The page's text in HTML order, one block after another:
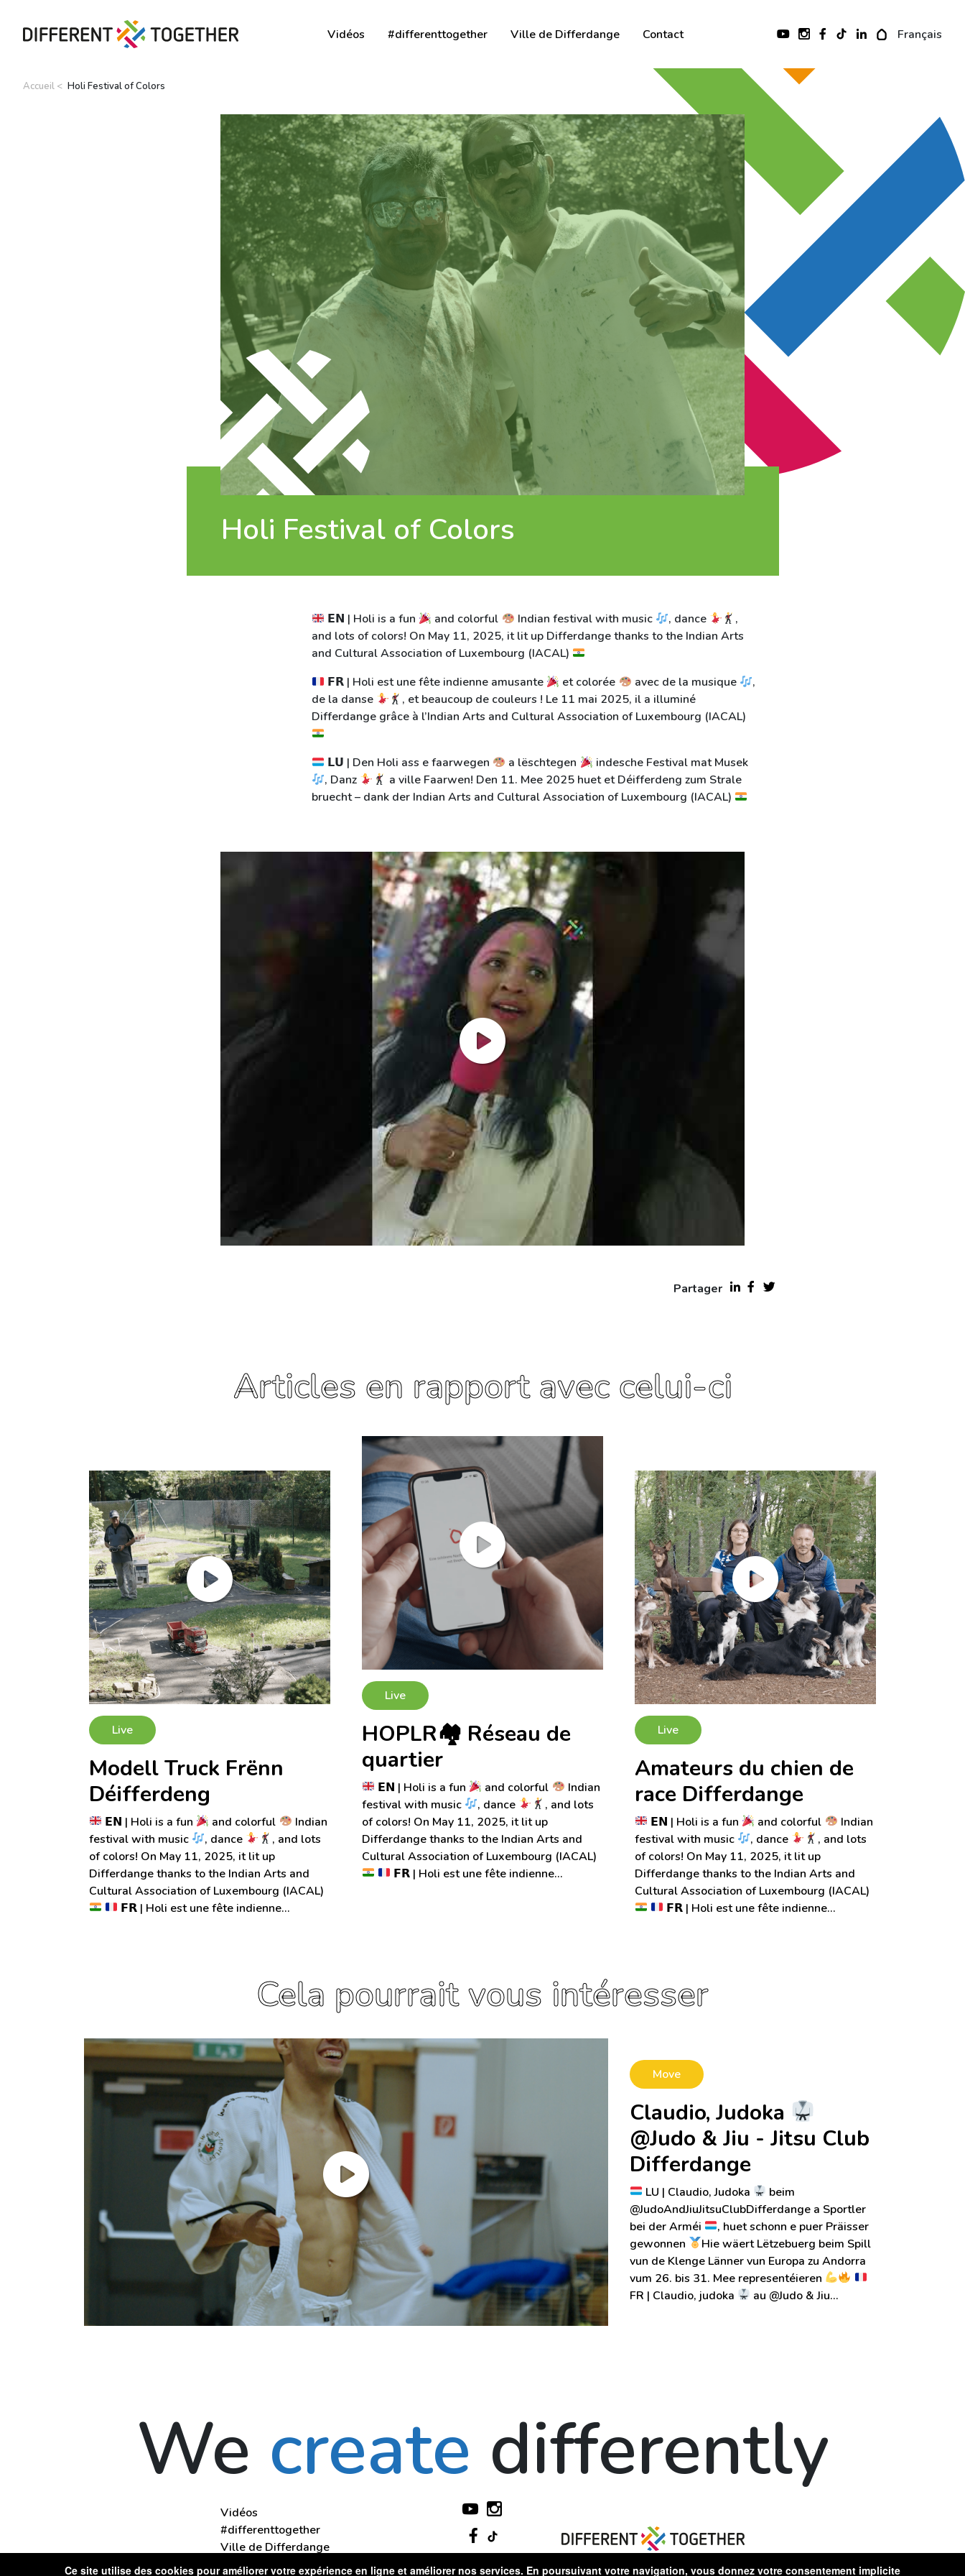
Vidéos #differenttogether Ville de Differdange Contact Français
#differenttogether
Ville de Differdange
Accueil Holi Festival of Colors
Holi Festival of Colors
𝗘𝗡 | Holi is a fun and colorful Indian festival with music , dance
,
and lots of colors! On May 11, 2025, it lit up Differdange thanks to the Indian Arts
and Cultural Association of Luxembourg (IACAL)
𝗙𝗥 | Holi est une fête indienne amusante
et colorée avec de la musique
,
de la danse
, et beaucoup de couleurs ! Le 11 mai 2025, il a illuminé
Differdange grâce à l’Indian Arts and Cultural Association of Luxembourg (IACAL)
𝗟𝗨 | Den Holi ass e faarwegen a lëschtegen
indesche Festival mat Musek
, Danz
a ville Faarwen! Den 11. Mee 2025 huet et Déifferdeng zum Strale
bruecht – dank der Indian Arts and Cultural Association of Luxembourg (IACAL)
Partager
Articles en rapport avec celui-ci
Live
Modell Truck Frënn
Déifferdeng
𝗘𝗡 | Holi is a fun and colorful
Indian
festival with music
, dance
, and lots
of colors! On May 11, 2025, it lit up
Differdange thanks to the Indian Arts and
Cultural Association of Luxembourg (IACAL)
𝗙𝗥 | Holi est une fête indienne…
Live
HOPLR🏘 Réseau de
quartier
𝗘𝗡 | Holi is a fun and colorful
Indian
festival with music
, dance
, and lots
of colors! On May 11, 2025, it lit up
Differdange thanks to the Indian Arts and
Cultural Association of Luxembourg (IACAL)
𝗙𝗥 | Holi est une fête indienne…
Live
Amateurs du chien de
race Differdange
𝗘𝗡 | Holi is a fun and colorful
Indian
festival with music
, dance
, and lots
of colors! On May 11, 2025, it lit up
Differdange thanks to the Indian Arts and
Cultural Association of Luxembourg (IACAL)
𝗙𝗥 | Holi est une fête indienne…
Cela pourrait vous intéresser
Move
Claudio, Judoka
@Judo & Jiu - Jitsu Club
Differdange
LU | Claudio, Judoka
beim
@‌JudoAndJiuJitsuClubDifferdange a Sportler
bei der Arméi
, huet schonn e puer Präisser
gewonnen
Hie wäert Lëtzebuerg beim Spill
vun de Klenge Länner vun Europa zu Andorra
vum 26. bis 31. Mee representéieren
FR | Claudio, judoka
au @‌Judo & Jiu…
We create differently
Vidéos
#differenttogether
Ville de Differdange
Contact
Ce site utilise des cookies pour améliorer votre expérience en ligne et améliorer nos services. En poursuivant votre navigation, vous donnez votre consentement implicite